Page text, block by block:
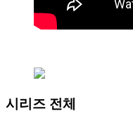
시리즈 전체